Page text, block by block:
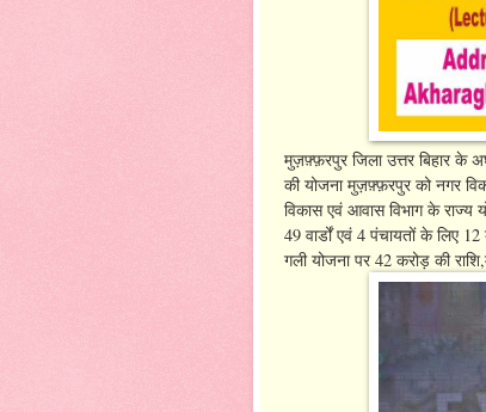
मुज़फ़्फ़रपुर जिला उत्तर बिहार के
की योजना मुज़फ़्फ़रपुर को नगर
विकास एवं आवास विभाग के राज्य
49 वार्डों एवं 4 पंचायतों के लिए
गली योजना पर 42 करोड़ की